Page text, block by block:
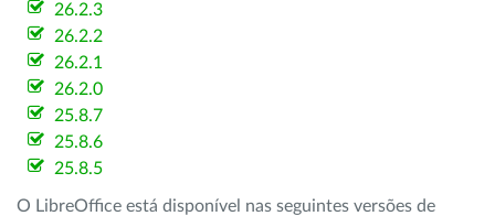
26.2.3
26.2.2
26.2.1
26.2.0
25.8.7
25.8.6
25.8.5
O LibreOffice está disponível nas seguintes versões de